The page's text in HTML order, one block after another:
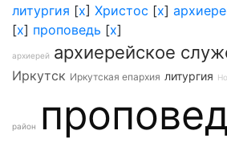
литургия [x] Христос [x]
[x] проповедь [x]
архиерей архиерейское
Иркутск Иркутская епархия литургия
район